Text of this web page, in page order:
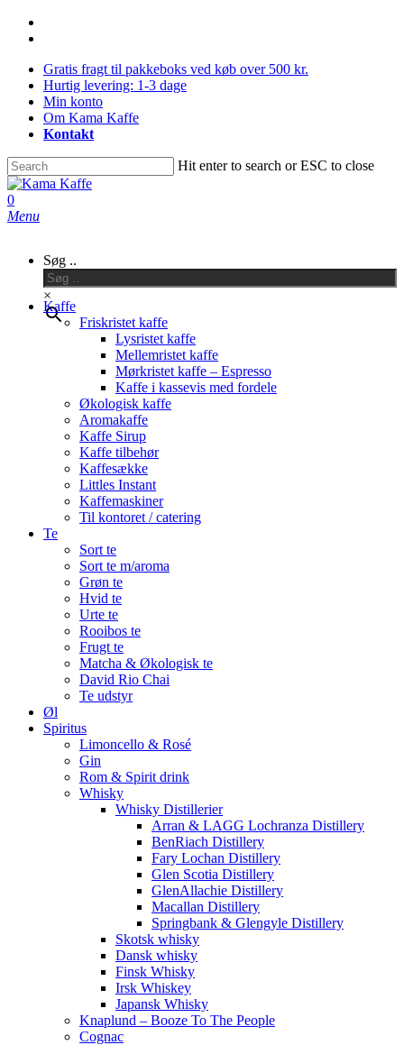
Skip
contentGratis fragt til pakkeboks ved køb over 500 kr.
Hurtig levering: 1-3 dage
Min konto
Om Kama Kaffe
Kontakt
Hit enter to search or ESC to close
Close
Search
0
Menu
Søg ..
×
Kaffe
Friskristet kaffe
Lysristet kaffe
Mellemristet kaffe
Mørkristet kaffe – Espresso
Kaffe i kassevis med fordele
Økologisk kaffe
Aromakaffe
Kaffe Sirup
Kaffe tilbehør
Kaffesække
Littles Instant
Kaffemaskiner
Til kontoret / catering
Te
Sort te
Sort te m/aroma
Grøn te
Hvid te
Urte te
Rooibos te
Frugt te
Matcha & Økologisk te
David Rio Chai
Te udstyr
Øl
Spiritus
Limoncello & Rosé
Gin
Rom & Spirit drink
Whisky
Whisky Distillerier
Arran & LAGG Lochranza Distillery
BenRiach Distillery
Fary Lochan Distillery
Glen Scotia Distillery
GlenAllachie Distillery
Macallan Distillery
Springbank & Glengyle Distillery
Skotsk whisky
Dansk whisky
Finsk Whisky
Irsk Whiskey
Japansk Whisky
Knaplund – Booze To The People
Cognac